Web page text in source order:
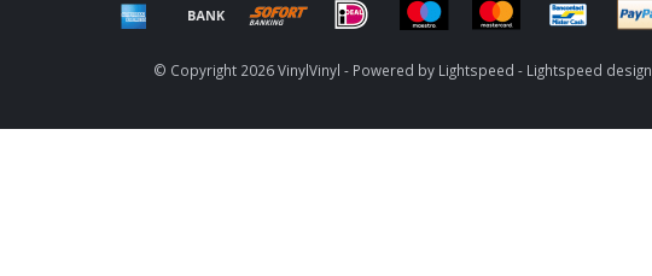
© Copyright 2026 VinylVinyl - Powered by Lightspeed - Lightspeed design